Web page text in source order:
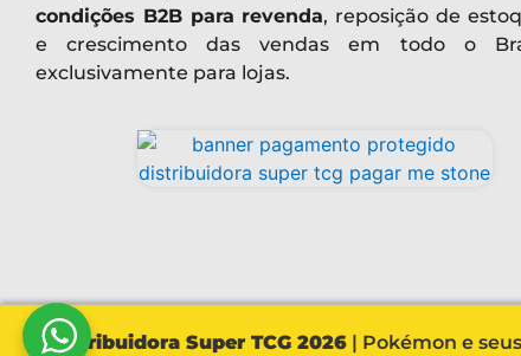
condições B2B para revenda, reposição de
e crescimento das vendas em todo o
exclusivamente para lojas.
Distribuidora Super TCG 2026 | Pokémon e